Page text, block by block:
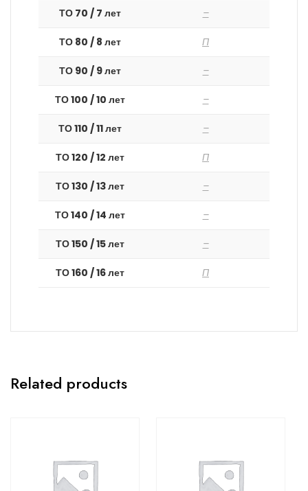
ТО 70 / 7 лет –
ТО 80 / 8 лет П
ТО 90 / 9 лет –
ТО 100 / 10 лет –
ТО 110 / 11 лет –
ТО 120 / 12 лет П
ТО 130 / 13 лет –
ТО 140 / 14 лет –
ТО 150 / 15 лет –
ТО 160 / 16 лет П
Related products